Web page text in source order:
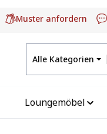
Muster anfordern
Alle Kategorien
Loungemöbel